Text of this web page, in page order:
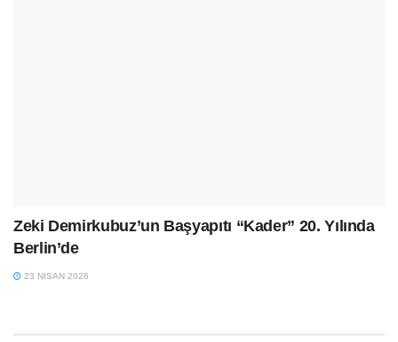
Zeki Demirkubuz’un Başyapıtı “Kader” 20. Yılında
Berlin’de
23 NISAN 2026